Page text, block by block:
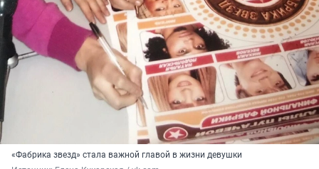
«Фабрика звезд» стала важной главой в жизни девушки